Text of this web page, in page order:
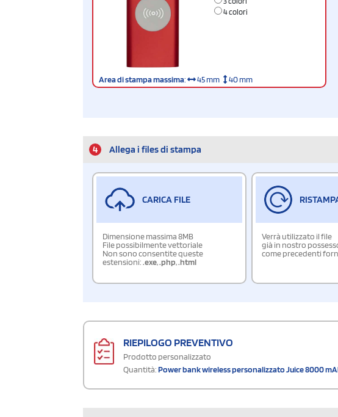
4 colori
Area di stampa massima: 45 mm 40 mm
4 Allega i files di stampa
CARICA FILE
Dimensione massima 8MB
File possibilmente vettoriale
Non sono consentite queste
estensioni:.exe,.php,.html
Verrà utilizzato il file
già in nostro
come precedenti
RIEPILOGO PREVENTIVO
Prodotto personalizzato
Quantità:Power bank wireless personalizzato Juice 8000